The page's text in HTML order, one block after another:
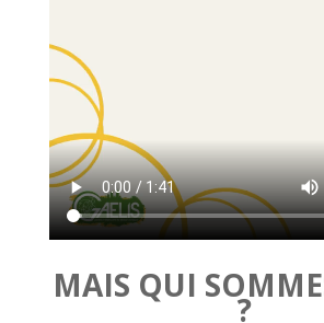
MAIS QUI
?